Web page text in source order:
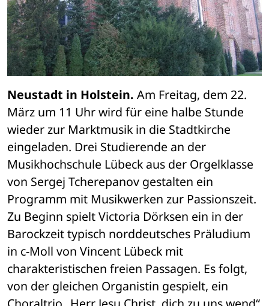
Neustadt in Holstein. Am Freitag, dem 22.
März um 11 Uhr wird für eine halbe Stunde
wieder zur Marktmusik in die Stadtkirche
eingeladen. Drei Studierende an der
Musikhochschule Lübeck aus der Orgelklasse
von Sergej Tcherepanov gestalten ein
Programm mit Musikwerken zur Passionszeit.
Zu Beginn spielt Victoria Dörksen ein in der
Barockzeit typisch norddeutsches Präludium
in c-Moll von Vincent Lübeck mit
charakteristischen freien Passagen. Es folgt,
von der gleichen Organistin gespielt, ein